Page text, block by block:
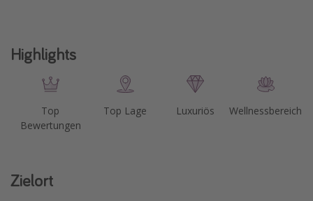
Last Minute Urlaub Deutschland
Highlights
Top
Bewertungen
Top Lage Luxuriös Wellnessbereich
Zielort